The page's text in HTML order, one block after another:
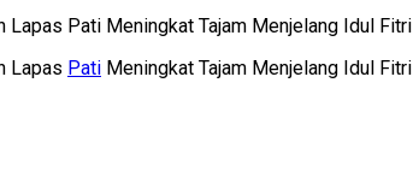
Lapas Pati Meningkat Tajam Menjelang Idul Fitri
Lapas Pati Meningkat Tajam Menjelang Idul Fitri